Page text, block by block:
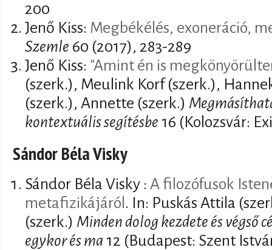
200
Jenő Kiss: Megbékélés, exoneráció,
Szemle 60 (2017), 283-289
Jenő Kiss: "Amint én is
(szerk.), Meulink Korf (szerk.),
(szerk.), Annette (szerk.)
kontextuális segítésbe 16 (Kolozsvár:
Sándor Béla Visky
Sándor Béla Visky : A filozófusok
metafizikájáról . In: Puskás Attila
(szerk.) Minden dolog kezdete és végső
egykor és ma 12 (Budapest: Szent